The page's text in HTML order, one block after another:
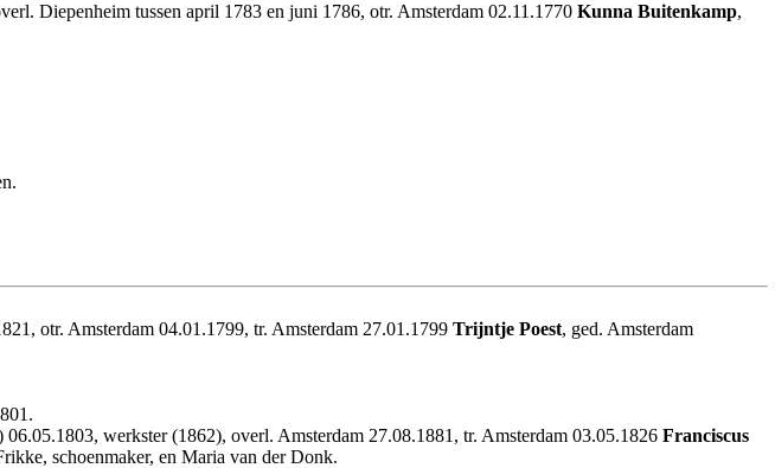
Diepenheim tussen april 1783 en juni 1786, otr. Amsterdam 02.11.1770 Kunna Buitenkamp,
otr. Amsterdam 04.01.1799, tr. Amsterdam 27.01.1799 Trijntje Poest, ged. Amsterdam
werkster (1862), overl. Amsterdam 27.08.1881, tr. Amsterdam 03.05.1826 Franciscus
schoenmaker, en Maria van der Donk.